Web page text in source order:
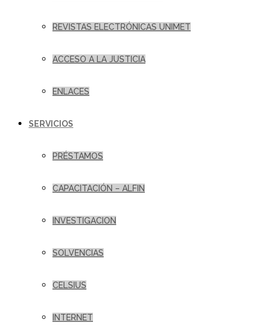
REVISTAS ELECTRÓNICAS UNIMET
ACCESO A LA JUSTICIA
ENLACES
SERVICIOS
PRÉSTAMOS
CAPACITACIÓN – ALFIN
INVESTIGACION
SOLVENCIAS
CELSIUS
INTERNET